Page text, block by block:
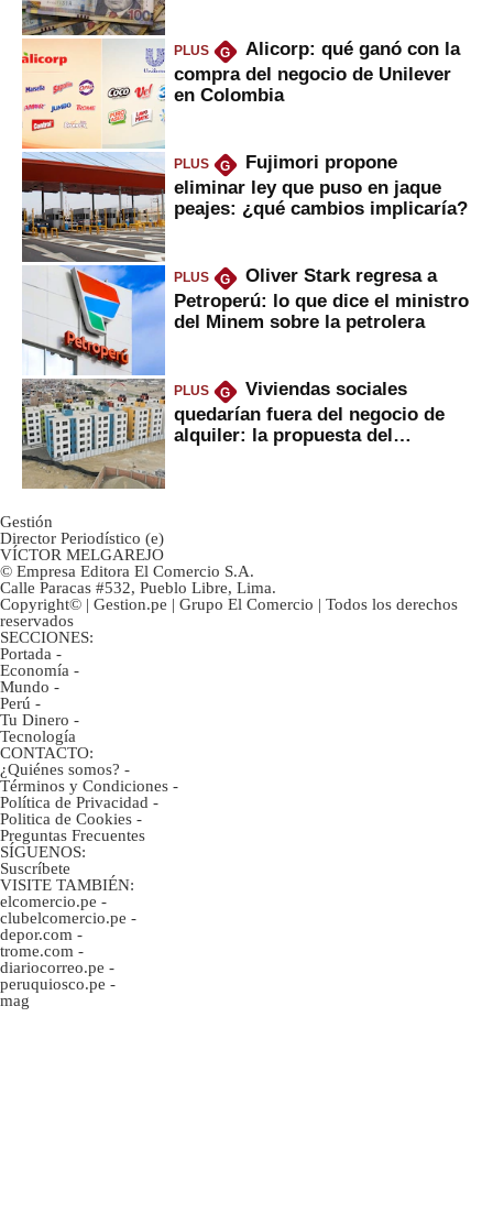
PLUS G
Alicorp: qué ganó con la
compra del negocio de Unilever
en Colombia
PLUS G
Fujimori propone
eliminar ley que puso en jaque
peajes: ¿qué cambios implicaría?
PLUS G
Oliver Stark regresa a
Petroperú: lo que dice el ministro
del Minem sobre la petrolera
PLUS G
Viviendas sociales
quedarían fuera del negocio de
alquiler: la propuesta del
Gestión
Director Periodístico (e)
VÍCTOR MELGAREJO
© Empresa Editora El Comercio S.A.
Calle Paracas #532, Pueblo Libre, Lima.
Copyright© | Gestion.pe | Grupo El Comercio | Todos los derechos
reservados
SECCIONES:
Portada -
Economía -
Mundo -
Perú -
Tu Dinero -
Tecnología
CONTACTO:
¿Quiénes somos? -
Términos y Condiciones -
Política de Privacidad -
Politica de Cookies -
Preguntas Frecuentes
SÍGUENOS:
Suscríbete
VISITE TAMBIÉN:
elcomercio.pe -
clubelcomercio.pe -
depor.com -
trome.com -
diariocorreo.pe -
peruquiosco.pe -
mag